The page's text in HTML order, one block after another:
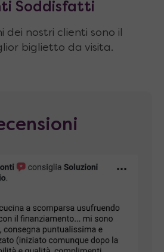
Soddisfatti
dei nostri clienti sono il
biglietto da visita.